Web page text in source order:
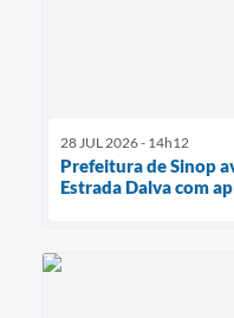
28 JUL 2026 - 14h12
Prefeitura de Sinop
Estrada Dalva com